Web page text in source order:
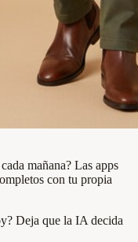
mañana? Las apps
con tu propia
Deja que la IA decida